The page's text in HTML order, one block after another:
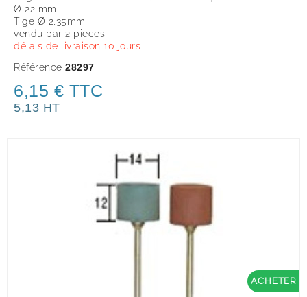
Ø 22 mm
Tige Ø 2,35mm
vendu par 2 pieces
délais de livraison 10 jours
Référence 28297
6,15 € TTC
5,13 HT
ACHETER